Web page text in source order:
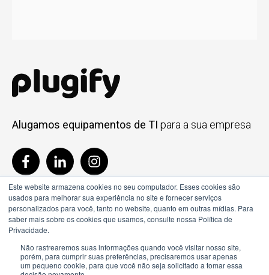
Este website armazena cookies no seu computador. Esses cookies são
usados ​​para melhorar sua experiência no site e fornecer serviços
personalizados para você, tanto no website, quanto em outras mídias. Para
saber mais sobre os cookies que usamos, consulte nossa Política de
Privacidade.
Não rastrearemos suas informações quando você visitar nosso site,
porém, para cumprir suas preferências, precisaremos usar apenas
um pequeno cookie, para que você não seja solicitado a tomar essa
Alugamos equipamentos de TI para a sua empresa